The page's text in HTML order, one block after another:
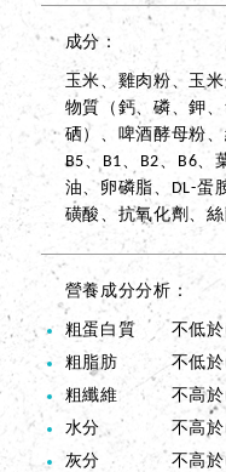
成分
玉米、雞肉粉、玉
物質（鈣、磷、鉀
硒）、啤酒酵母粉、
B5、B1、B2、B6、
油、卵磷脂、DL-蛋
磺酸、抗氧化劑、
營養成分分析
粗蛋白質 不低於
粗脂肪 不低於
粗纖維 不高於
水分 不高於
灰分 不高於